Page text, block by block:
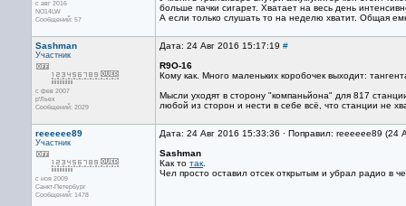
с авг 2016
NO14LW
Сообщений: 57
больше пачки сигарет. Хватает на весь день
А если только слушать то на неделю хватит. Общая
Sashman
Участник
с фев 2007
р'Льех
Сообщений: 2029
Дата: 24 Авг 2016 15:17:19 #
R9O-16
Кому как. Много маленьких коробочек выходит:
Мысли уходят в сторону "компаньйона" для 817
любой из сторон и нести в себе всё, что станции не
reeeeee89
Участник
с ноя 2009
Санкт-Петербург
Сообщений: 1478
Дата: 24 Авг 2016 15:33:36 · Поправил: reeeeee89 (24
Sashman
Как то так
Чел просто оставил отсек открытым и убрал радио в